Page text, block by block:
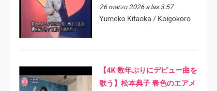
26 marzo 2026 a las 3:57
Yumeko Kitaoka / Koigokoro
【4K 数年ぶりにデビュー曲を
歌う】松本典子 春色のエアメ